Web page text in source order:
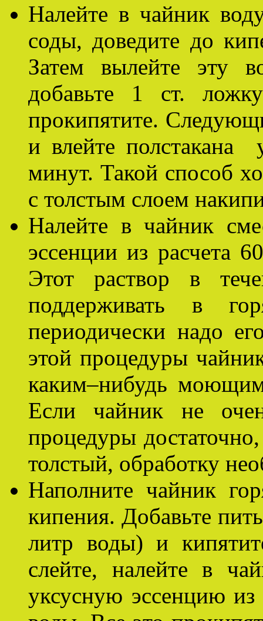
Налейте в чайник
соды, доведите до
Затем вылейте эту
добавьте 1 ст.
прокипятите.
и влейте полстакана
минут. Такой способ
с толстым слоем
Налейте в чайник
эссенции из расчета
Этот раствор в
поддерживать в
периодически надо
этой процедуры
каким–нибудь
Если чайник не
процедуры
толстый, обработку
Наполните чайник
кипения. Добавьте
литр воды) и
слейте, налейте в
уксусную эссенцию из